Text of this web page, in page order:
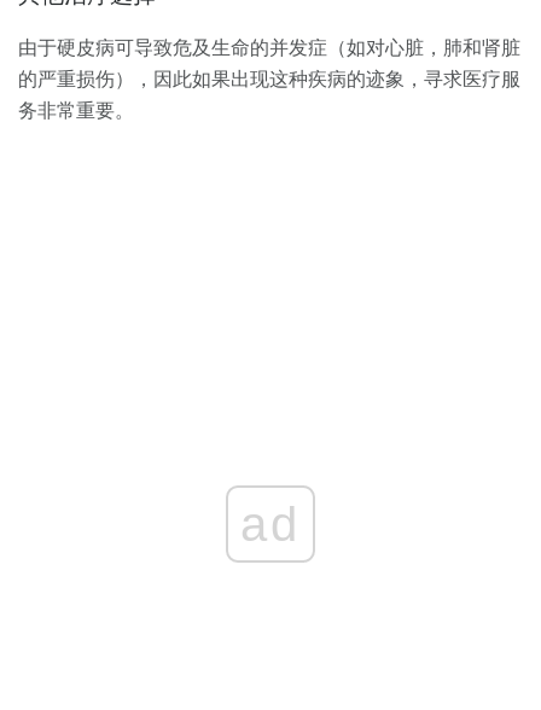
由于硬皮病可导致危及生命的并发症（如对心脏，肺和肾脏
的严重损伤），因此如果出现这种疾病的迹象，寻求医疗服
务非常重要。
ad